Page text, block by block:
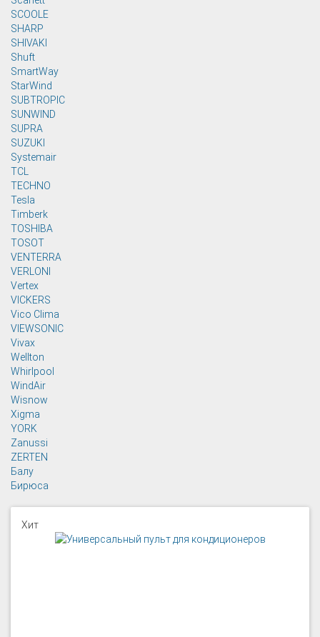
SCOOLE
SHARP
SHIVAKI
Shuft
SmartWay
StarWind
SUBTROPIC
SUNWIND
SUPRA
SUZUKI
Systemair
TCL
TECHNO
Tesla
Timberk
TOSHIBA
TOSOT
VENTERRA
VERLONI
Vertex
VICKERS
Vico Clima
VIEWSONIC
Vivax
Wellton
Whirlpool
WindAir
Wisnow
Xigma
YORK
Zanussi
ZERTEN
Балу
Бирюса
Хит